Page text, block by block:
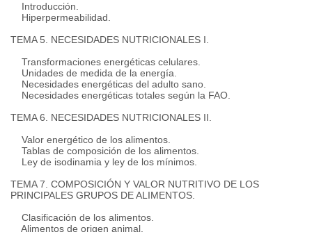
Introducción.
Hiperpermeabilidad.
TEMA 5. NECESIDADES NUTRICIONALES I.
Transformaciones energéticas celulares.
Unidades de medida de la energía.
Necesidades energéticas del adulto sano.
Necesidades energéticas totales según la FAO.
TEMA 6. NECESIDADES NUTRICIONALES II.
Valor energético de los alimentos.
Tablas de composición de los alimentos.
Ley de isodinamia y ley de los mínimos.
TEMA 7. COMPOSICIÓN Y VALOR NUTRITIVO DE LOS
PRINCIPALES GRUPOS DE ALIMENTOS.
Clasificación de los alimentos.
Alimentos de origen animal.